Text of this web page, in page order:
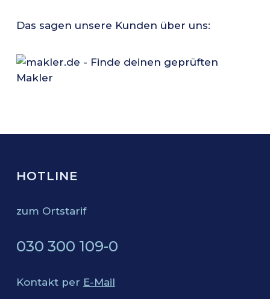
Das sagen unsere Kunden über uns:
HOTLINE
zum Ortstarif
030 300 109-0
Kontakt per E-Mail